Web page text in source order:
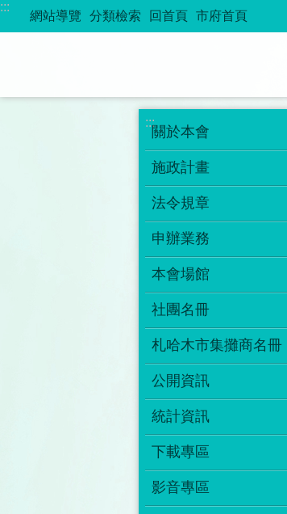
跳到主要內容區塊
:::
網站導覽 分類檢索 回首頁 市府首頁
:::
關於本會
施政計畫
法令規章
申辦業務
本會場館
社團名冊
札哈木市集攤商名冊
公開資訊
統計資訊
下載專區
影音專區